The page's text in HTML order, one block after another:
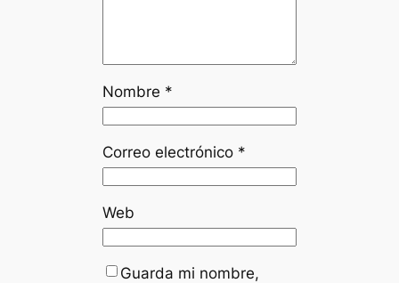
Nombre *
Correo electrónico *
Web
Guarda mi nombre,